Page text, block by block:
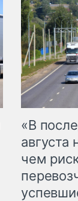
«В
августа
чем